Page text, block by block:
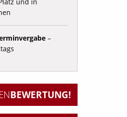
–
BEWERTUNG!